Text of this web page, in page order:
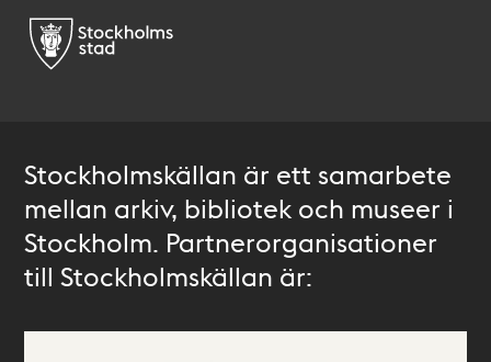
Stockholmskällan är ett samarbete
mellan arkiv, bibliotek och museer i
Stockholm. Partnerorganisationer
till Stockholmskällan är: